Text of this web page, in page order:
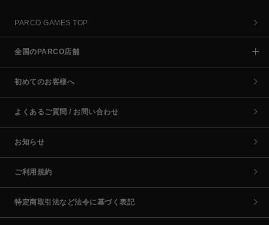
PARCO GAMES TOP
全国のPARCO店舗
初めてのお客様へ
よくあるご質問 / お問い合わせ
お知らせ
ご利用規約
特定商取引法など法令に基づく表記